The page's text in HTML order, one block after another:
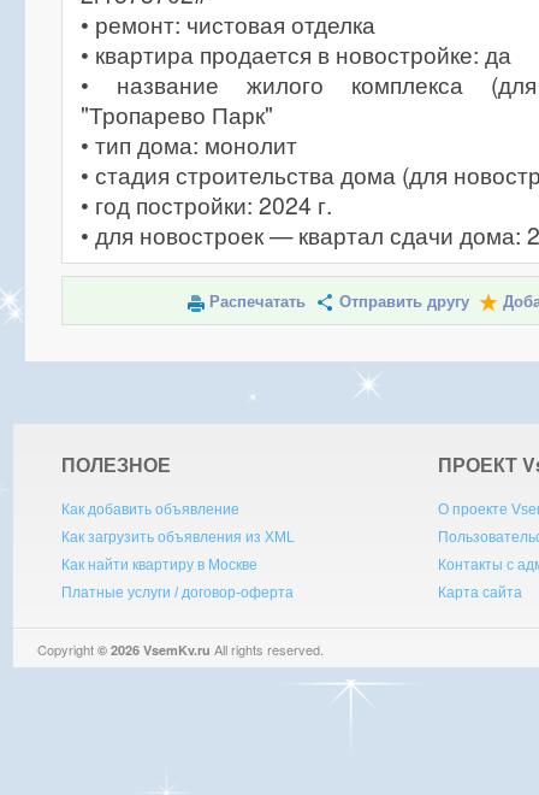
• ремонт: чистовая отделка
• квартира продается в новостройке: да
• название жилого комплекса
"Тропарево Парк"
• тип дома: монолит
• стадия строительства дома (для
• год постройки: 2024 г.
• для новостроек — квартал сдачи дома: 2
Распечатать Отправить другу
ПОЛЕЗНОЕ
Как добавить объявление
Как загрузить объявления из XML
Как найти квартиру в Москве
Платные услуги / договор-оферта
ПРОЕКТ V
О проекте
Контакты с
Карта сайта
Copyright © 2026 VsemKv.ru All rights reserved.